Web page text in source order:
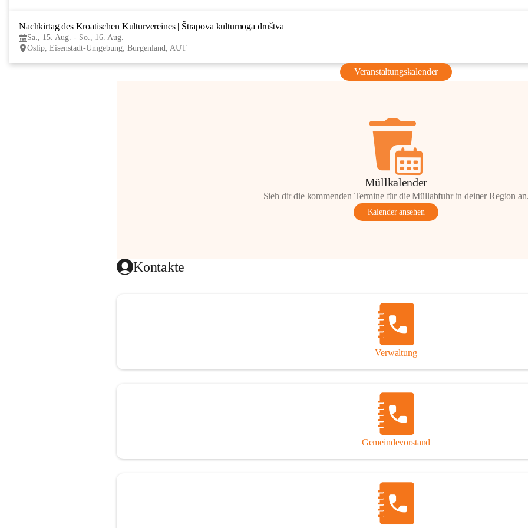
Nachkirtag des Kroatischen Kulturvereines | Štrapova kulturnoga društva
Sa., 15. Aug. - So., 16. Aug.
Oslip, Eisenstadt-Umgebung, Burgenland, AUT
Veranstaltungskalender
Müllkalender
Sieh dir die kommenden Termine für die Müllabfuhr in deiner Region an.
Kalender ansehen
Kontakte
Verwaltung
Gemeindevorstand